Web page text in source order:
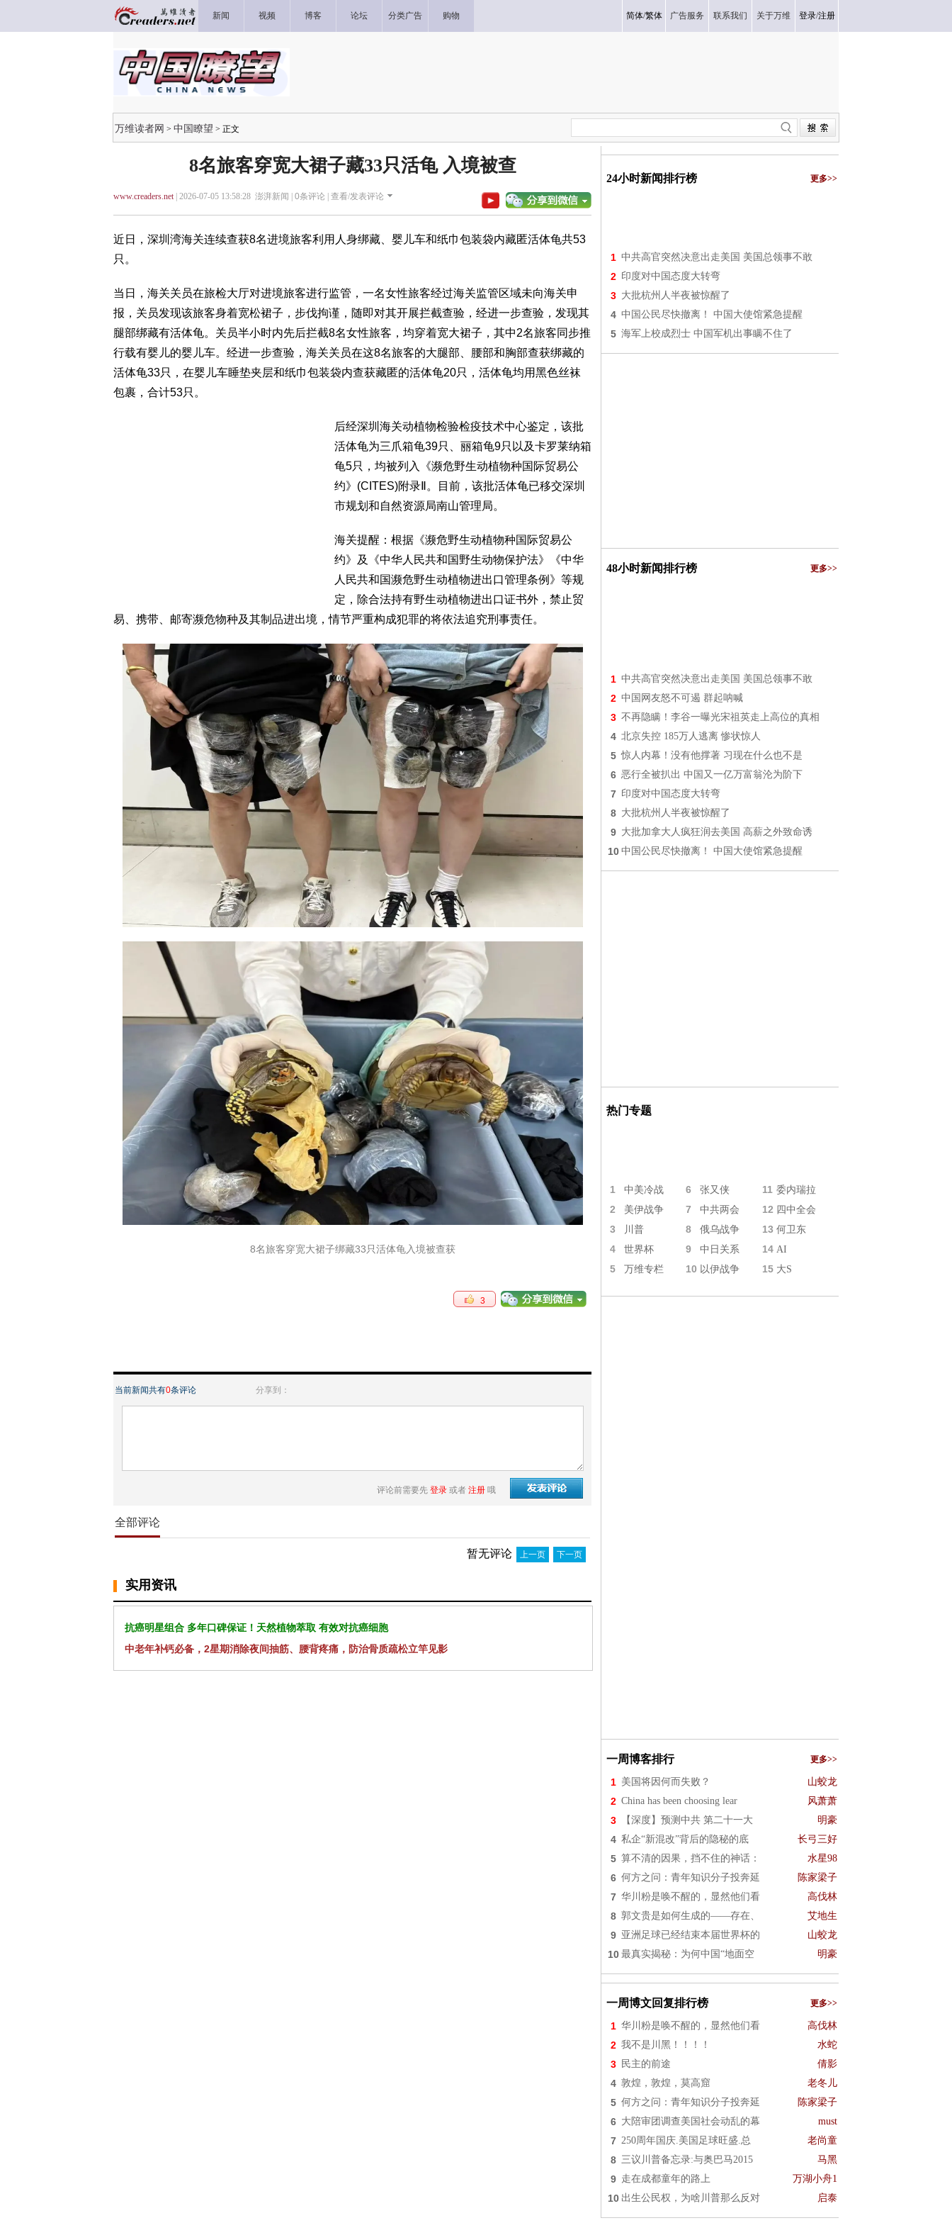
新闻 视频 博客 论坛 分类广告 购物 简体/繁体 广告服务 联系我们 关于万维 登录/注册
万维读者网 > 中国瞭望 > 正文
8名旅客穿宽大裙子藏33只活龟 入境被查
www.creaders.net| 2026-07-05 13:58:28 澎湃新闻 | 0条评论 | 查看/发表评论
近日，深圳湾海关连续查获8名进境旅客利用人身绑藏、婴儿车和纸巾包装袋内藏匿活体龟共53
只。
当日，海关关员在旅检大厅对进境旅客进行监管，一名女性旅客经过海关监管区域未向海关申
报，关员发现该旅客身着宽松裙子，步伐拘谨，随即对其开展拦截查验，经进一步查验，发现其
腿部绑藏有活体龟。关员半小时内先后拦截8名女性旅客，均穿着宽大裙子，其中2名旅客同步推
行载有婴儿的婴儿车。经进一步查验，海关关员在这8名旅客的大腿部、腰部和胸部查获绑藏的
活体龟33只，在婴儿车睡垫夹层和纸巾包装袋内查获藏匿的活体龟20只，活体龟均用黑色丝袜
包裹，合计53只。
后经深圳海关动植物检验检疫技术中心鉴定，该批
活体龟为三爪箱龟39只、丽箱龟9只以及卡罗莱纳箱
龟5只，均被列入《濒危野生动植物种国际贸易公
约》(CITES)附录Ⅱ。目前，该批活体龟已移交深圳
市规划和自然资源局南山管理局。
海关提醒：根据《濒危野生动植物种国际贸易公
约》及《中华人民共和国野生动物保护法》《中华
人民共和国濒危野生动植物进出口管理条例》等规
定，除合法持有野生动植物进出口证书外，禁止贸
易、携带、邮寄濒危物种及其制品进出境，情节严重构成犯罪的将依法追究刑事责任。
8名旅客穿宽大裙子绑藏33只活体龟入境被查获
3
当前新闻共有0条评论 分享到：
评论前需要先 登录 或者 注册 哦
全部评论
暂无评论 上一页 下一页
实用资讯
抗癌明星组合 多年口碑保证！天然植物萃取 有效对抗癌细胞
中老年补钙必备，2星期消除夜间抽筋、腰背疼痛，防治骨质疏松立竿见影
24小时新闻排行榜 更多>>
1 中共高官突然决意出走美国 美国总领事不敢
2 印度对中国态度大转弯
3 大批杭州人半夜被惊醒了
4 中国公民尽快撤离！ 中国大使馆紧急提醒
5 海军上校成烈士 中国军机出事瞒不住了
48小时新闻排行榜 更多>>
1 中共高官突然决意出走美国 美国总领事不敢
2 中国网友怒不可遏 群起呐喊
3 不再隐瞒！李谷一曝光宋祖英走上高位的真相
4 北京失控 185万人逃离 惨状惊人
5 惊人内幕！没有他撑著 习现在什么也不是
6 恶行全被扒出 中国又一亿万富翁沦为阶下
7 印度对中国态度大转弯
8 大批杭州人半夜被惊醒了
9 大批加拿大人疯狂润去美国 高薪之外致命诱
10 中国公民尽快撤离！ 中国大使馆紧急提醒
热门专题
1 中美冷战 6 张又侠 11 委内瑞拉
2 美伊战争 7 中共两会 12 四中全会
3 川普 8 俄乌战争 13 何卫东
4 世界杯 9 中日关系 14 AI
5 万维专栏 10 以伊战争 15 大S
一周博客排行 更多>>
1 美国将因何而失败？ 山蛟龙
2 China has been choosing lear 风萧萧
3 【深度】预测中共 第二十一大 明豪
4 私企“新混改”背后的隐秘的底 长弓三好
5 算不清的因果，挡不住的神话： 水星98
6 何方之问：青年知识分子投奔延 陈家梁子
7 华川粉是唤不醒的，显然他们看 高伐林
8 郭文贵是如何生成的——存在、 艾地生
9 亚洲足球已经结束本届世界杯的 山蛟龙
10 最真实揭秘：为何中国“地面空 明豪
一周博文回复排行榜 更多>>
1 华川粉是唤不醒的，显然他们看 高伐林
2 我不是川黑！！！！ 水蛇
3 民主的前途 倩影
4 敦煌，敦煌，莫高窟 老冬儿
5 何方之问：青年知识分子投奔延 陈家梁子
6 大陪审团调查美国社会动乱的幕 must
7 250周年国庆.美国足球旺盛.总 老尚童
8 三议川普备忘录:与奥巴马2015 马黑
9 走在成都童年的路上 万湖小舟1
10 出生公民权，为啥川普那么反对 启泰